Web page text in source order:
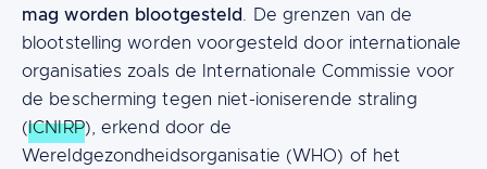
mag worden blootgesteld. De grenzen van de
blootstelling worden voorgesteld door internationale
organisaties zoals de Internationale Commissie voor
de bescherming tegen niet-ioniserende straling
(ICNIRP), erkend door de
Wereldgezondheidsorganisatie (WHO) of het